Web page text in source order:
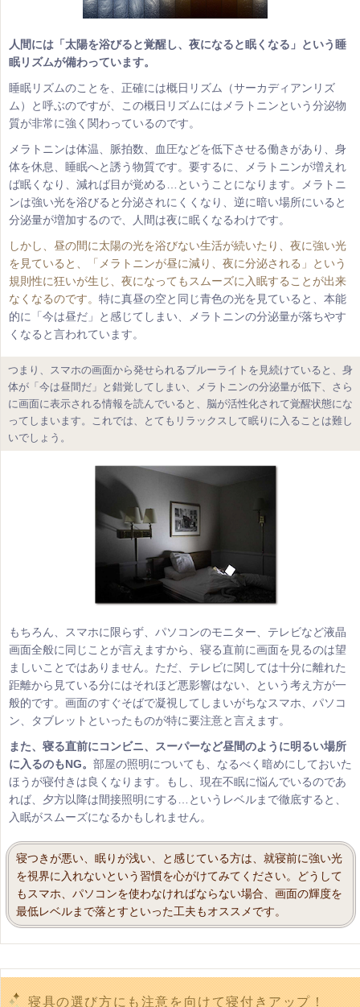
人間には「太陽を浴びると覚醒し、夜になると眠くなる」という睡
眠リズムが備わっています。
睡眠リズムのことを、正確には概日リズム（サーカディアンリズ
ム）と呼ぶのですが、この概日リズムにはメラトニンという分泌物
質が非常に強く関わっているのです。
メラトニンは体温、脈拍数、血圧などを低下させる働きがあり、身
体を休息、睡眠へと誘う物質です。要するに、メラトニンが増えれ
ば眠くなり、減れば目が覚める…ということになります。メラトニ
ンは強い光を浴びると分泌されにくくなり、逆に暗い場所にいると
分泌量が増加するので、人間は夜に眠くなるわけです。
しかし、昼の間に太陽の光を浴びない生活が続いたり、夜に強い光
を見ていると、「メラトニンが昼に減り、夜に分泌される」という
規則性に狂いが生じ、夜になってもスムーズに入眠することが出来
なくなるのです。 特に真昼の空と同じ青色の光を見ていると、本能
的に「今は昼だ」と感じてしまい、メラトニンの分泌量が落ちやす
くなると言われています。
つまり、スマホの画面から発せられるブルーライトを見続けていると、身
体が「今は昼間だ」と錯覚してしまい、メラトニンの分泌量が低下、さら
に画面に表示される情報を読んでいると、脳が活性化されて覚醒状態にな
ってしまいます。これでは、とてもリラックスして眠りに入ることは難し
いでしょう。
もちろん、スマホに限らず、パソコンのモニター、テレビなど液晶
画面全般に同じことが言えますから、寝る直前に画面を見るのは望
ましいことではありません。ただ、テレビに関しては十分に離れた
距離から見ている分にはそれほど悪影響はない、という考え方が一
般的です。画面のすぐそばで凝視してしまいがちなスマホ、パソコ
ン、タブレットといったものが特に要注意と言えます。
また、寝る直前にコンビニ、スーパーなど昼間のように明るい場所
に入るのもNG。 部屋の照明についても、なるべく暗めにしておいた
ほうが寝付きは良くなります。もし、現在不眠に悩んでいるのであ
れば、夕方以降は間接照明にする…というレベルまで徹底すると、
入眠がスムーズになるかもしれません。
寝つきが悪い、眠りが浅い、と感じている方は、就寝前に強い光
を視界に入れないという習慣を心がけてみてください。どうして
もスマホ、パソコンを使わなければならない場合、画面の輝度を
最低レベルまで落とすといった工夫もオススメです。
寝具の選び方にも注意を向けて寝付きアップ！